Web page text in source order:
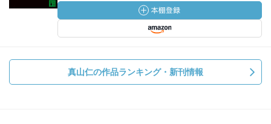
真山仁の作品ランキング・新刊情報